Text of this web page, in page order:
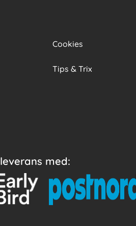
Cookies
Tips & Trix
med: